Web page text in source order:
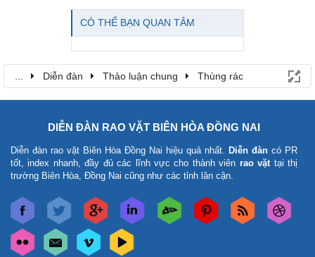
CÓ THỂ BẠN QUAN TÂM
Diễn đàn Thảo luận chung Thùng rác
DIỄN ĐÀN RAO VẶT BIÊN HÒA ĐỒNG NAI
Diễn đàn rao vặt Biên Hòa Đồng Nai hiệu quả nhất. Diễn đàn có PR
tốt, index nhanh, đầy đủ các lĩnh vực cho thành viên rao vặttại thị
trường Biên Hòa, Đồng Nai cũng như các tỉnh lân cận.